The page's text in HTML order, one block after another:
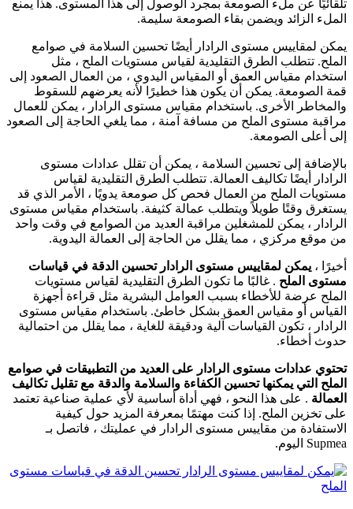
تلقائيًا عن ملء الصومعة بمجرد الوصول إلى هذا المستوى. هذا يمنع
الملء الزائد ويضمن بقاء الصومعة سليمة.
يمكن لمقاييس مستوى الرادار أيضًا تحسين السلامة في صوامع
الملح. تتطلب الطرق التقليدية لقياس مستويات الملح ، مثل
استخدام مقياس العمق أو المقياس اليدوي ، من العمال الصعود إلى
قمة الصومعة. يمكن أن يكون هذا خطيرًا لأنه يعرضهم للسقوط
والمخاطر الأخرى. باستخدام مقياس مستوى الرادار ، يمكن للعمال
مراقبة مستوى الملح من مسافة آمنة ، مما يلغي الحاجة إلى الصعود
إلى أعلى الصومعة.
بالإضافة إلى تحسين السلامة ، يمكن أن تقلل عدادات مستوى
الرادار أيضًا تكاليف العمالة. تتطلب الطرق التقليدية لقياس
مستويات الملح من العمال فحص كل صومعة يدويًا ، الأمر الذي قد
يستغرق وقتًا طويلاً ويتطلب عمالة كثيفة. باستخدام مقياس مستوى
الرادار ، يمكن للمشغلين مراقبة العديد من الصوامع في وقت واحد
من موقع مركزي ، مما يقلل من الحاجة إلى العمالة اليدوية.
أخيرًا ، يمكن لمقاييس مستوى الرادار تحسين الدقة في قياسات
مستوى الملح . غالبًا ما تكون الطرق التقليدية لقياس مستويات
الملح عرضة للأخطاء بسبب العوامل البشرية مثل قراءة أجهزة
القياس أو مقياس العمق بشكل خاطئ. باستخدام مقياس مستوى
الرادار ، تكون القياسات آلية ودقيقة للغاية ، مما يقلل من احتمالية
حدوث أخطاء.
تحتوي عدادات مستوى الرادار على العديد من التطبيقات في صوامع
الملح التي يمكنها تحسين الكفاءة والسلامة والدقة مع تقليل تكاليف
العمالة . على هذا النحو ، فهي أداة أساسية لأي عملية صناعية تعتمد
على تخزين الملح. إذا كنت مهتمًا بمعرفة المزيد حول كيفية
الاستفادة من مقاييس مستوى الرادار في عمليتك ، فاتصل بـ
Supmea اليوم.